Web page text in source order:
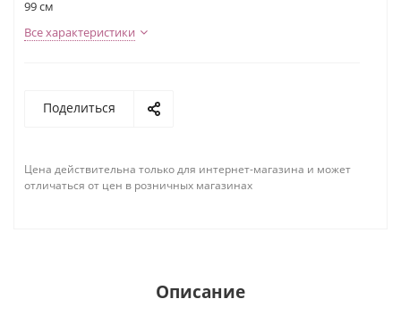
99 см
Все характеристики
Поделиться
Цена действительна только для интернет-магазина и может
отличаться от цен в розничных магазинах
Описание